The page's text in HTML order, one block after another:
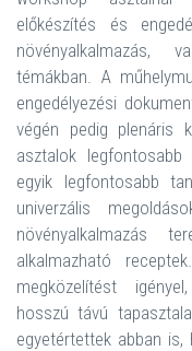
előkészítés és
növényalkalmazás,
témákban. A
engedélyezési
végén pedig plenáris
asztalok
egyik legfontosabb
univerzális
növényalkalmazás
alkalmazható
megközelítést
hosszú távú
egyetértettek abban